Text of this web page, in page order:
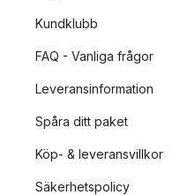
Kundklubb
FAQ - Vanliga frågor
Leveransinformation
Spåra ditt paket
Köp- & leveransvillkor
Säkerhetspolicy